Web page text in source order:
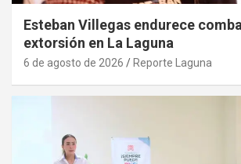
Esteban Villegas endurece
extorsión en La Laguna
6 de agosto de 2026 Reporte Laguna